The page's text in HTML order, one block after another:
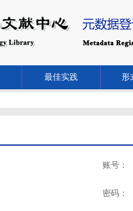
最佳实践 形
账号：
密码：